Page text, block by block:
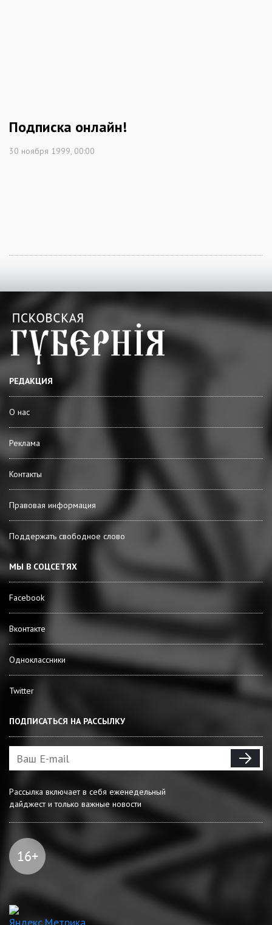
Подписка онлайн!
30 ноября 1999, 00:00
РЕДАКЦИЯ
О нас
Реклама
Контакты
Правовая информация
Поддержать свободное слово
МЫ В СОЦСЕТЯХ
Facebook
Вконтакте
Одноклассники
Twitter
ПОДПИСАТЬСЯ НА РАССЫЛКУ
Рассылка включает в себя еженедельный
дайджест и только важные новости